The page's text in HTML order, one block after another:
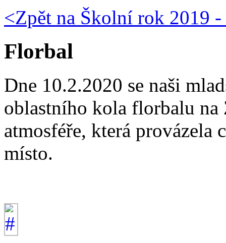
<Zpět na Školní rok 2019 -
Florbal
Dne 10.2.2020 se naši
oblastního kola florbalu na
atmosféře, která provázela
místo.